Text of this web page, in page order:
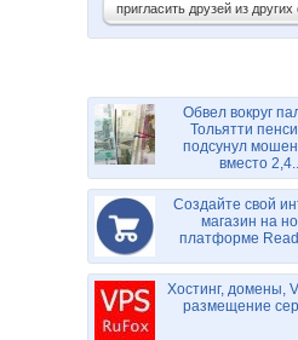
пригласить друзей из других
Обвел вокруг
Тольятти
подсунул
вместо
Создайте свой
магазин на
платформе
Хостинг, домены,
размещение